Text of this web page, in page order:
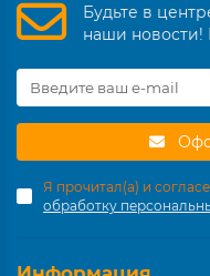
Будьте в
наши новости!
Я прочитал(а) и
обработку